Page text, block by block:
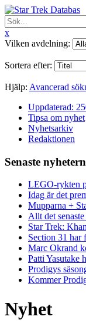
x
Vilken avdelning:
Sortera efter:
Hjälp: Avancerad
Uppdaterad:
Tipsa om nyhet
Nyhetsarkiv
Redaktionen
Senaste
LEGO-rykten
Idag är det
Mupparna +
Allt det
Star Trek:
Section 31 har
Marc Okrand
Patti Yasutake
Prodigys
Kommer
Nyhet